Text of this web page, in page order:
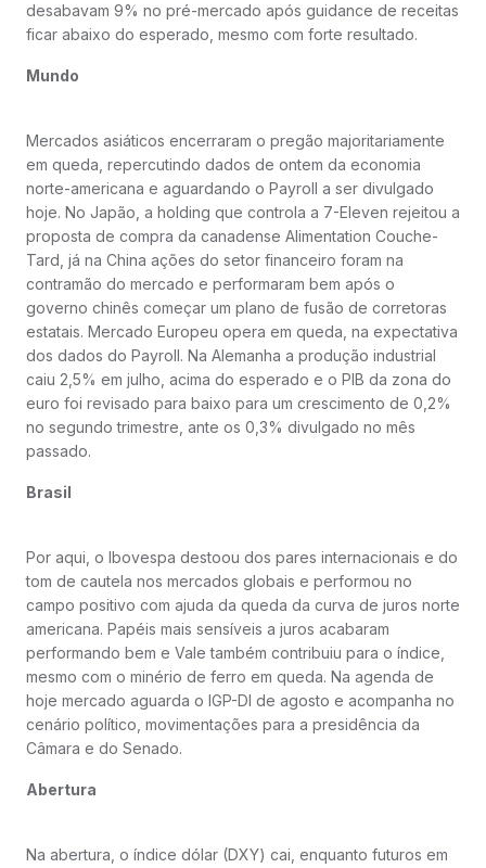
desabavam 9% no pré-mercado após guidance de receitas
ficar abaixo do esperado, mesmo com forte resultado.
Mundo
Mercados asiáticos encerraram o pregão majoritariamente
em queda, repercutindo dados de ontem da economia
norte-americana e aguardando o Payroll a ser divulgado
hoje. No Japão, a holding que controla a 7-Eleven rejeitou a
proposta de compra da canadense Alimentation Couche-
Tard, já na China ações do setor financeiro foram na
contramão do mercado e performaram bem após o
governo chinês começar um plano de fusão de corretoras
estatais. Mercado Europeu opera em queda, na expectativa
dos dados do Payroll. Na Alemanha a produção industrial
caiu 2,5% em julho, acima do esperado e o PIB da zona do
euro foi revisado para baixo para um crescimento de 0,2%
no segundo trimestre, ante os 0,3% divulgado no mês
passado.
Brasil
Por aqui, o Ibovespa destoou dos pares internacionais e do
tom de cautela nos mercados globais e performou no
campo positivo com ajuda da queda da curva de juros norte
americana. Papéis mais sensíveis a juros acabaram
performando bem e Vale também contribuiu para o índice,
mesmo com o minério de ferro em queda. Na agenda de
hoje mercado aguarda o IGP-DI de agosto e acompanha no
cenário político, movimentações para a presidência da
Câmara e do Senado.
Abertura
Na abertura, o índice dólar (DXY) cai, enquanto futuros em